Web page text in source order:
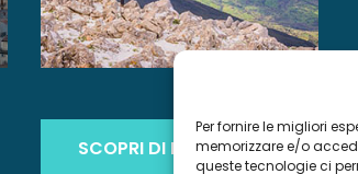
Per fornire le migliori
memorizzare e/o
queste tecnologie ci
SCOPRI DI PIÙ